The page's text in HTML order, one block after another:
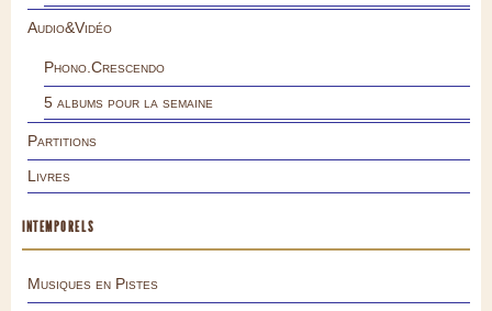
Audio&Vidéo
Phono.Crescendo
5 albums pour la semaine
Partitions
Livres
INTEMPORELS
Musiques en Pistes